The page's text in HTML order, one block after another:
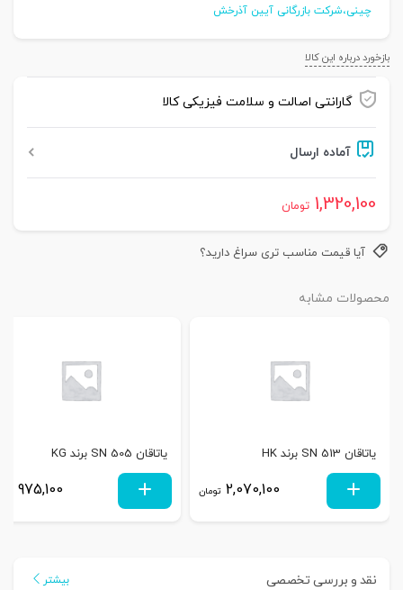
چینی،شرکت بازرگانی آیین آذرخش
بازخورد درباره این کالا
گارانتی اصالت و سلامت فیزیکی کالا
آماده ارسال
1,320,100 تومان
آیا قیمت مناسب تری سراغ دارید؟
محصولات مشابه
یاتاقان SN 513 برند HK
2,070,100 تومان
یاتاقان SN 505 برند KG
975,100
نقد و بررسی تخصصی بیشتر